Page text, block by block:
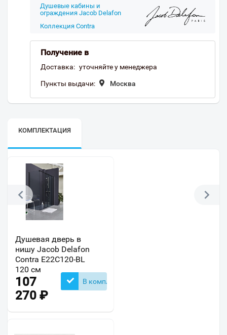
Душевые кабины и
ограждения Jacob Delafon
Коллекция Contra
Получение в
Доставка: уточняйте у менеджера
Пункты выдачи: Москва
КОМПЛЕКТАЦИЯ
Душевая дверь в
нишу Jacob Delafon
Contra E22C120-BL
120 см
107
270 ₽
В комплекте